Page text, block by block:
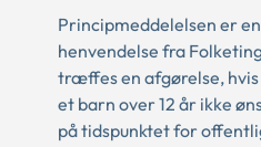
Principmeddelelsen er
henvendelse fra
træffes en afgørelse,
et barn over 12 år ikke
på tidspunktet for